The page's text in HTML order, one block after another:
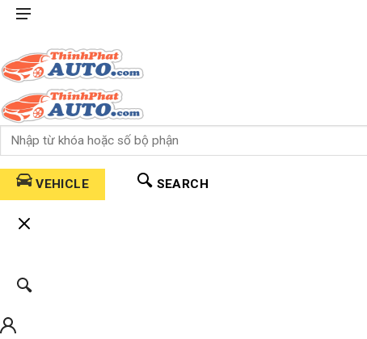
VEHICLE SEARCH